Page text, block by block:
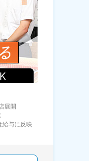
展開
給与に反映